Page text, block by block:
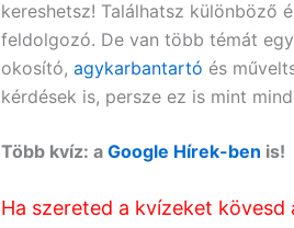
kereshetsz! Találhatsz különböző
feldolgozó. De van több témát
okosító, agykarbantartó és
kérdések is, persze ez is mint
Több kvíz: a Google Hírek-ben is!
Ha szereted a kvízeket kövesd